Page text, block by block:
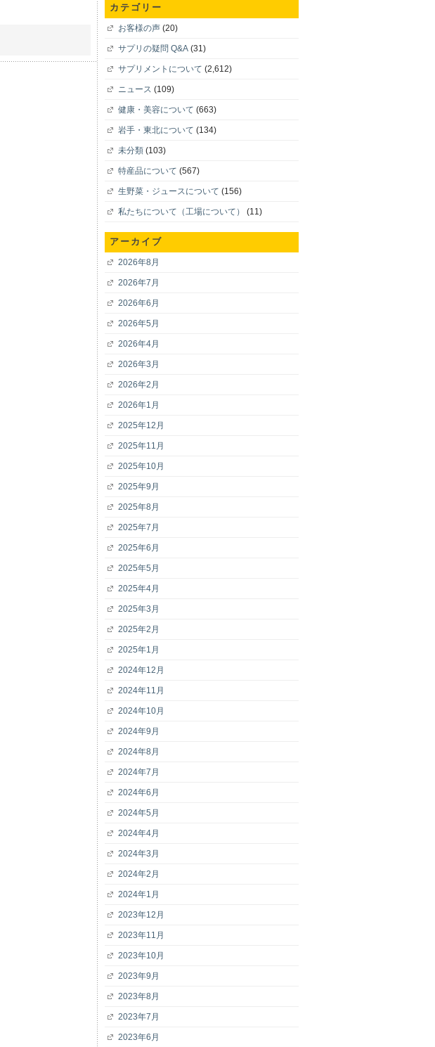
カテゴリー
お客様の声 (20)
サプリの疑問 Q&A (31)
サプリメントについて (2,612)
ニュース (109)
健康・美容について (663)
岩手・東北について (134)
未分類 (103)
特産品について (567)
生野菜・ジュースについて (156)
私たちについて（工場について） (11)
アーカイブ
2026年8月
2026年7月
2026年6月
2026年5月
2026年4月
2026年3月
2026年2月
2026年1月
2025年12月
2025年11月
2025年10月
2025年9月
2025年8月
2025年7月
2025年6月
2025年5月
2025年4月
2025年3月
2025年2月
2025年1月
2024年12月
2024年11月
2024年10月
2024年9月
2024年8月
2024年7月
2024年6月
2024年5月
2024年4月
2024年3月
2024年2月
2024年1月
2023年12月
2023年11月
2023年10月
2023年9月
2023年8月
2023年7月
2023年6月